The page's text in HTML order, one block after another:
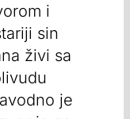
i
sin
živi sa
je